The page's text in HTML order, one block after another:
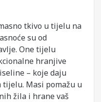
tkivo u tijelu na
su od
One tijelu
hranjive
– koje daju
tijelu. Masi pomažu u
žila i hrane vaš